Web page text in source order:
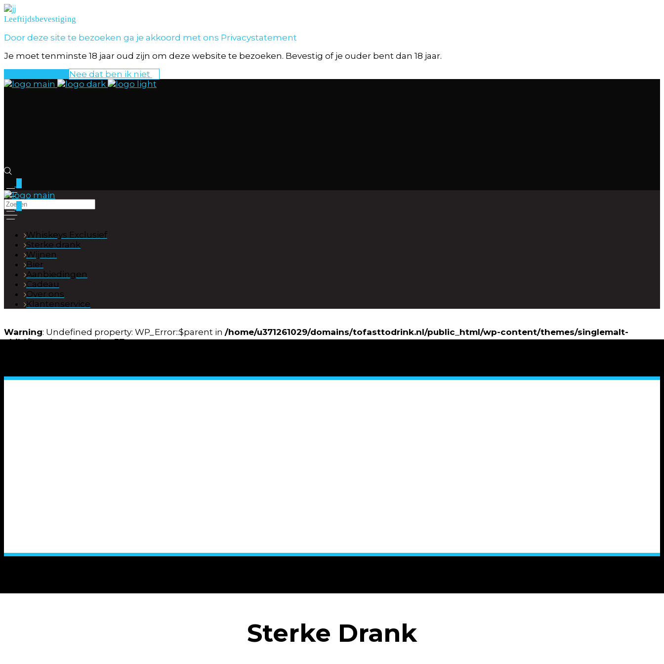
Leeftijdsbevestiging
Door deze site te bezoeken ga je akkoord met ons Privacystatement
Je moet tenminste 18 jaar oud zijn om deze website te bezoeken. Bevestig of je ouder bent dan 18 jaar.
Nee dat ben ik niet
Whiskeys Exclusief
Sterke drank
Wijnen
Bier
Aanbiedingen
Cadeau
Over ons
Klantenservice
Warning: Undefined property: WP_Error::$parent in /home/u371261029/domains/tofasttodrink.nl/public_html/wp-content/themes/singlemalt-
child/header.phpon line37
Sterke Drank